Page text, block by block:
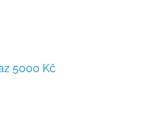
5000 Kč